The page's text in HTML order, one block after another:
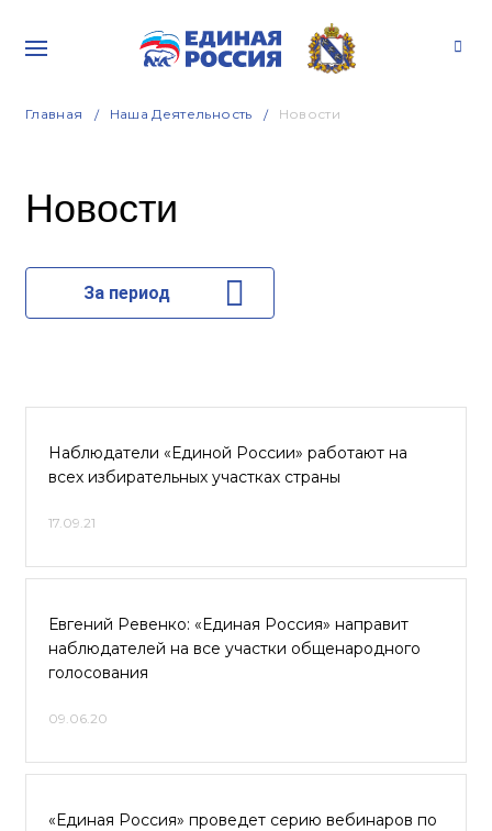
Главная Наша Деятельность Новости
Новости
За период
Наблюдатели «Единой России» работают на
всех избирательных участках страны
17.09.21
Евгений Ревенко: «Единая Россия» направит
наблюдателей на все участки общенародного
голосования
09.06.20
«Единая Россия» проведет серию вебинаров по